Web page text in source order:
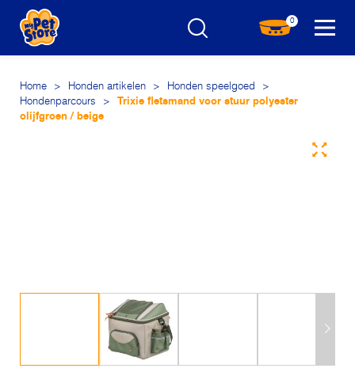
0
Home > Honden artikelen > Honden speelgoed
>
Hondenparcours
>
Trixie fietsmand voor stuur polyester
olijfgroen / beige